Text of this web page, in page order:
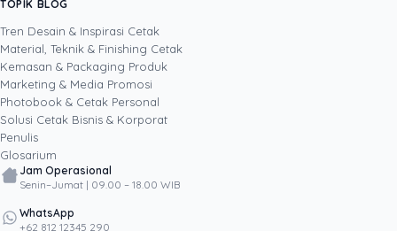
sampai kemasan produk, selalu dengan
kacamata data dan dampak bisnis nyata.
Popular
TOPIK BLOG
Tren Desain & Inspirasi Cetak
Material, Teknik & Finishing Cetak
Kemasan & Packaging Produk
Marketing & Media Promosi
Photobook & Cetak Personal
Solusi Cetak Bisnis & Korporat
Penulis
Glosarium
Jam Operasional
Senin–Jumat | 09.00 – 18.00 WIB
WhatsApp
+62 812 12345 290